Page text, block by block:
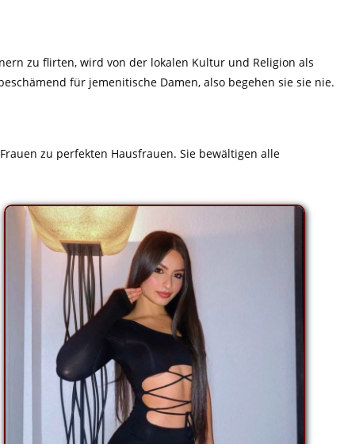
zu flirten, wird von der lokalen Kultur und Religion als
für jemenitische Damen, also begehen sie sie nie.
zu perfekten Hausfrauen. Sie bewältigen alle